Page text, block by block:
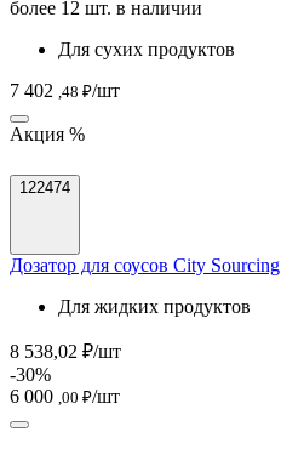
более 12 шт. в наличии
Для сухих продуктов
7 402 ,48 ₽/шт
Акция %
122474
Дозатор для соусов City Sourcing
Для жидких продуктов
8 538,02 ₽/шт
-30%
6 000 ,00 ₽/шт